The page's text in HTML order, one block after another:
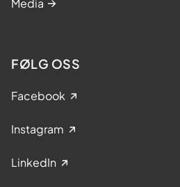
FØLG OSS
Facebook
Instagram
LinkedIn